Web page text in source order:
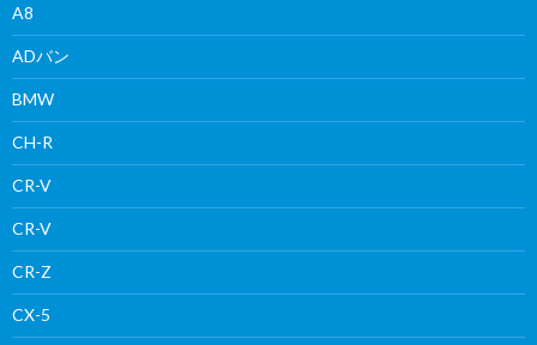
A8
ADバン
BMW
CH-R
CR-V
CR-V
CR-Z
CX-5